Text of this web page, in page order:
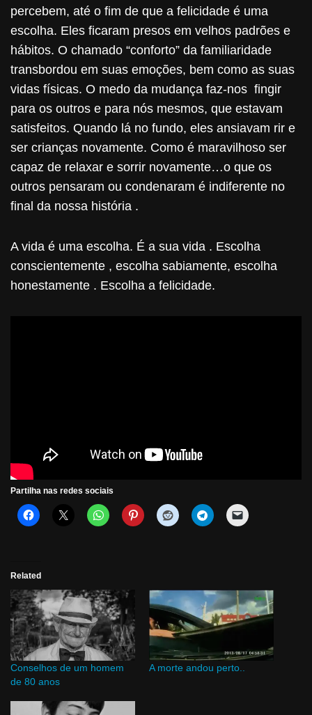
percebem, até o fim de que a felicidade é uma
escolha. Eles ficaram presos em velhos padrões e
hábitos. O chamado “conforto” da familiaridade
transbordou em suas emoções, bem como as suas
vidas físicas. O medo da mudança faz-nos fingir
para os outros e para nós mesmos, que estavam
satisfeitos. Quando lá no fundo, eles ansiavam rir e
ser crianças novamente. Como é maravilhoso ser
capaz de relaxar e sorrir novamente…o que os
outros pensaram ou condenaram é indiferente no
final da nossa história .
A vida é uma escolha. É a sua vida . Escolha
conscientemente , escolha sabiamente, escolha
honestamente . Escolha a felicidade.
Partilha nas redes sociais
Related
Conselhos de um homem
de 80 anos
A morte andou perto..